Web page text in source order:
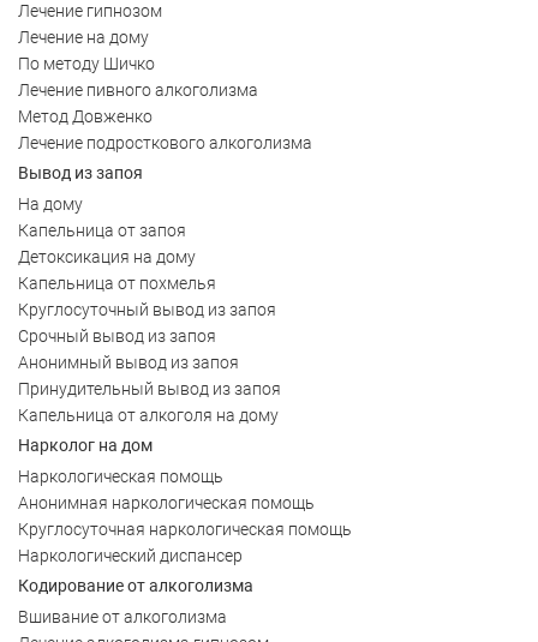
Лечение гипнозом
Лечение на дому
По методу Шичко
Лечение пивного алкоголизма
Метод Довженко
Лечение подросткового алкоголизма
Вывод из запоя
На дому
Капельница от запоя
Детоксикация на дому
Капельница от похмелья
Круглосуточный вывод из запоя
Срочный вывод из запоя
Анонимный вывод из запоя
Принудительный вывод из запоя
Капельница от алкоголя на дому
Нарколог на дом
Наркологическая помощь
Анонимная наркологическая помощь
Круглосуточная наркологическая помощь
Наркологический диспансер
Кодирование от алкоголизма
Вшивание от алкоголизма